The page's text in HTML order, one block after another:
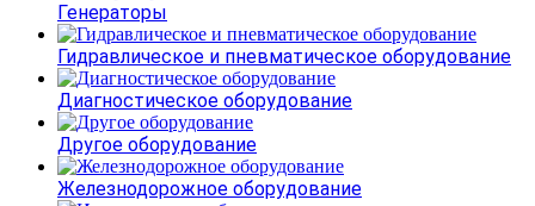
Генераторы
Гидравлическое и пневматическое оборудование
Диагностическое оборудование
Другое оборудование
Железнодорожное оборудование